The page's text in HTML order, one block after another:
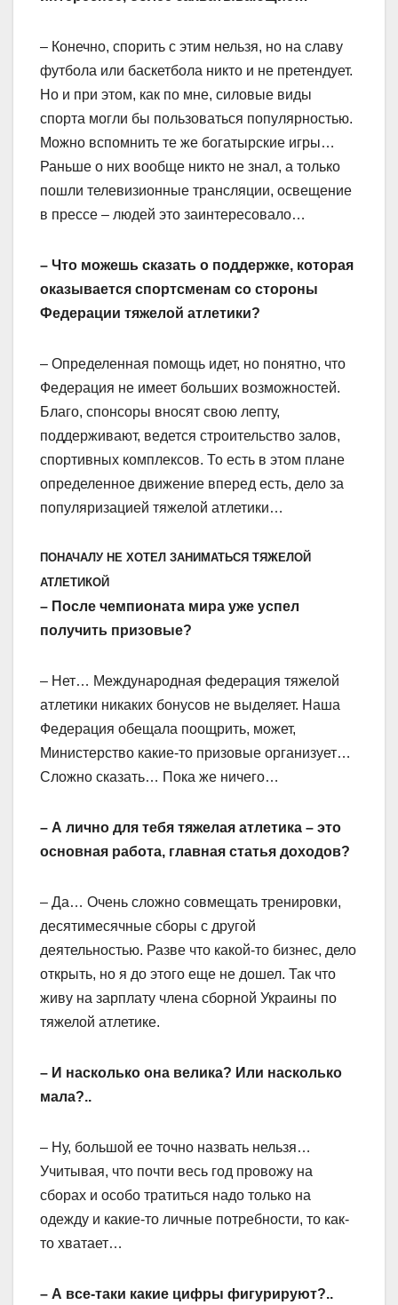
– Конечно, спорить с этим нельзя, но на славу
футбола или баскетбола никто и не претендует.
Но и при этом, как по мне, силовые виды
спорта могли бы пользоваться популярностью.
Можно вспомнить те же богатырские игры…
Раньше о них вообще никто не знал, а только
пошли телевизионные трансляции, освещение
в прессе – людей это заинтересовало…
– Что можешь сказать о поддержке, которая
оказывается спортсменам со стороны
Федерации тяжелой атлетики?
– Определенная помощь идет, но понятно, что
Федерация не имеет больших возможностей.
Благо, спонсоры вносят свою лепту,
поддерживают, ведется строительство залов,
спортивных комплексов. То есть в этом плане
определенное движение вперед есть, дело за
популяризацией тяжелой атлетики…
ПОНАЧАЛУ НЕ ХОТЕЛ ЗАНИМАТЬСЯ ТЯЖЕЛОЙ
АТЛЕТИКОЙ
– После чемпионата мира уже успел
получить призовые?
– Нет… Международная федерация тяжелой
атлетики никаких бонусов не выделяет. Наша
Федерация обещала поощрить, может,
Министерство какие-то призовые организует…
Сложно сказать… Пока же ничего…
– А лично для тебя тяжелая атлетика – это
основная работа, главная статья доходов?
– Да… Очень сложно совмещать тренировки,
десятимесячные сборы с другой
деятельностью. Разве что какой-то бизнес, дело
открыть, но я до этого еще не дошел. Так что
живу на зарплату члена сборной Украины по
тяжелой атлетике.
– И насколько она велика? Или насколько
мала?..
– Ну, большой ее точно назвать нельзя…
Учитывая, что почти весь год провожу на
сборах и особо тратиться надо только на
одежду и какие-то личные потребности, то как-
то хватает…
– А все-таки какие цифры фигурируют?..